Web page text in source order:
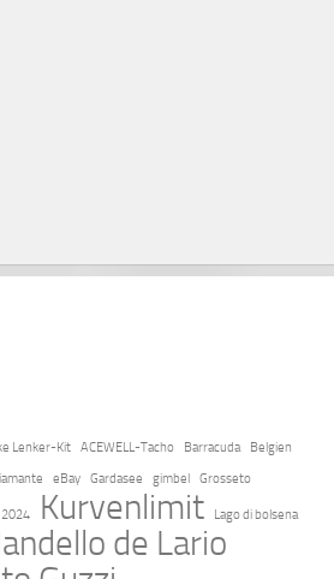
Lenker-Kit ACEWELL-Tacho Barracuda
Belgien
eBay Gardasee gimbel Grosseto
2024 Kurvenlimit Lago di bolsena
de Lario